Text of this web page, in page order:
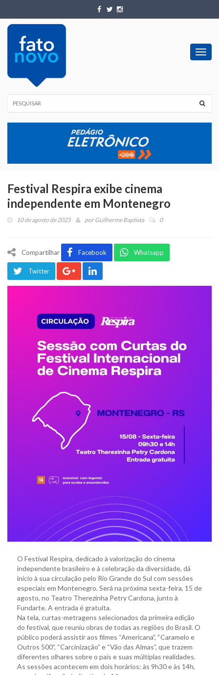
Festival Respira exibe cinema
independente em Montenegro
10 de agosto de 2025 porGuilherme Baptista 0
Compartilhar Facebook Whatsapp
Twitter
O Festival Respira, dedicado à valorização do cinema
independente brasileiro e à celebração da diversidade, dá
início à sua circulação pelo Rio Grande do Sul com sessões
especiais em Montenegro. Será na próxima sexta-feira, 15 de
agosto, no Teatro Therezinha Petry Cardona, junto à
Fundarte. A entrada é gratuita.
Na tela, curtas-metragens selecionados da primeira edição
do festival, que reuniu obras de todas as regiões do Brasil. O
público poderá assistir aos filmes “Americana”, “Caramelo e
Outros 500”, “Carcinização” e “Vão das Almas”, que trazem
diferentes olhares sobre o país e suas múltiplas realidades.
As sessões acontecem em dois horários: às 9h30 e às 14h,